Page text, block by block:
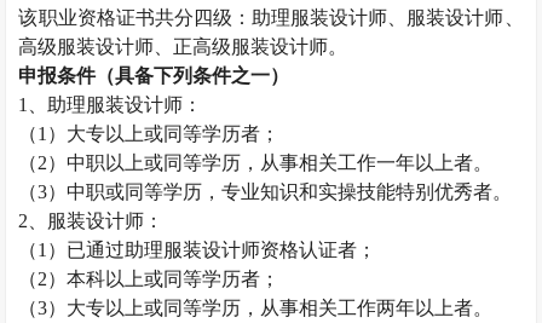
该职业资格证书共分四级：助理服装设计师、服装设计师、
高级服装设计师、正高级服装设计师。
申报条件（具备下列条件之一）
1
、助理服装设计师：
（1 ）大专以上或同等学历者；
（2）中职以上或同等学历，从事相关工作一年以上者。
（3）中职或同等学历，专业知识和实操技能特别优秀者。
2 、服装设计师：
（1 ）已通过助理服装设计师资格认证者；
（2）本科以上或同等学历者；
（3）大专以上或同等学历，从事相关工作两年以上者。